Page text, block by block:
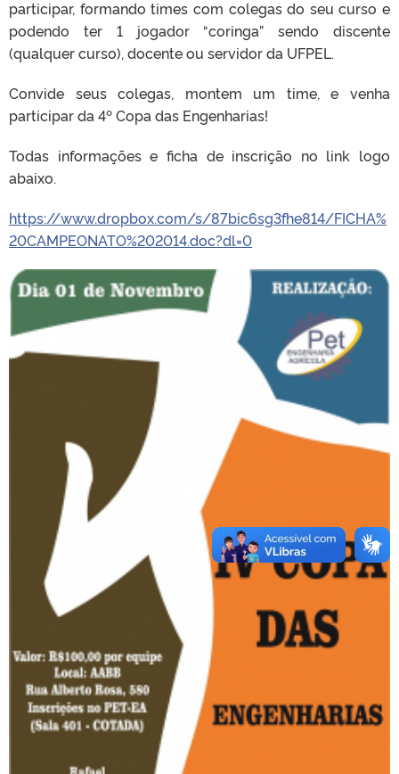
participar, formando times com colegas do seu curso e
podendo ter 1 jogador “coringa” sendo discente
(qualquer curso), docente ou servidor da UFPEL.
Convide seus colegas, montem um time, e venha
participar da 4º Copa das Engenharias!
Todas informações e ficha de inscrição no link logo
abaixo.
https://www.dropbox.com/s/87bic6sg3fhe814/FICHA%
20CAMPEONATO%202014.doc?dl=0